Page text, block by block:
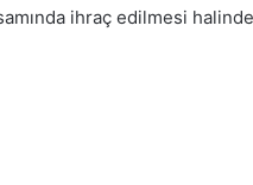
ihraç edilmesi